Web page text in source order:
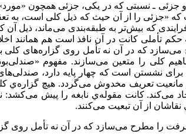
جزئی ـ نسبتی که در یکی، جزئی همچون
«جزئی را از آن حیث که ذیل کلی است، به
که بیش‌تر به طبقه‌بندی می‌ماند، ذیل آن
تأملی کانت در آن نافذ است هم همانند
که در آن نه تأمل روی گزاره‌های
کلی را متعین می‌سازند. مفهوم
نشستن است که چهار پایه دارد،
تعریف مخدوش می‌گردد. هیچ گزاره‌ي
می‌کند. کانت مقوله‌ي نابغه را پیش
از آن تبعیت می‌کنند.
را مطرح می‌سازد که در آن نه تأمل